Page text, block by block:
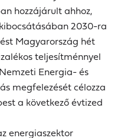
hozzájárult ahhoz,
2030-ra
Magyarország hét
teljesítménnyel
Energia- és
megfelezését célozza
a következő évtized
energiaszektor